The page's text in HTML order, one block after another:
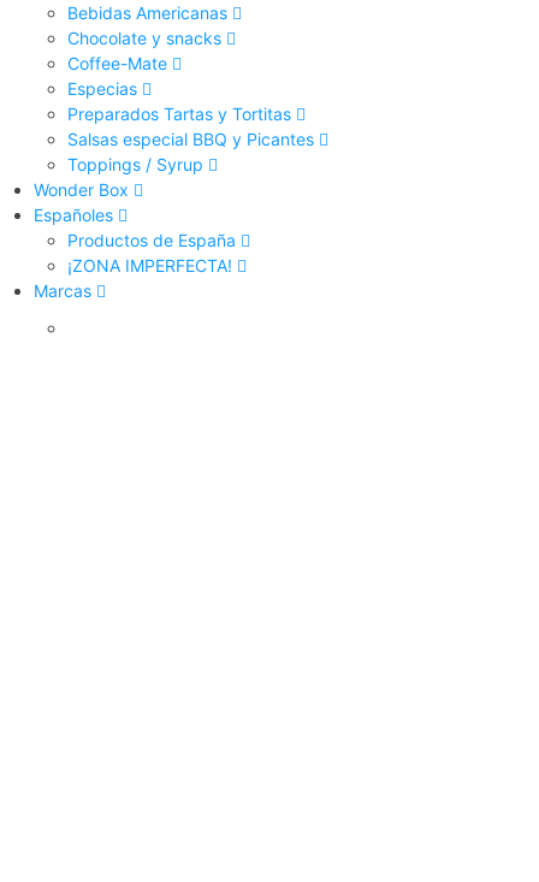
Bebidas Americanas
Chocolate y snacks
Coffee-Mate
Especias
Preparados Tartas y Tortitas
Salsas especial BBQ y Picantes
Toppings / Syrup
Wonder Box
Españoles
Productos de España
¡ZONA IMPERFECTA!
Marcas